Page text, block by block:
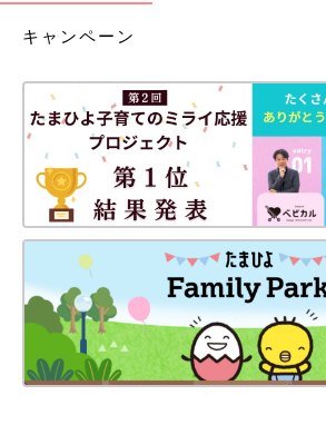
SNSでも大人気の
3COINSのアイテムの中
に彩る食器とカトラリー
のアイテムばかりなので
てください。
今回は3COINSで話題のお出かけグッズを
には330円ではない商品もありますが、ク
している人が多いようです！話題のものは
まうので、売り切れる前に店舗やオンライ
てくださいね♪
(文：mayu)
●記事内の価格はすべて税込み、2023年5
●記事内容でご紹介している投稿、リンク
があります。あらかじめご了承ください。
キャンペーン